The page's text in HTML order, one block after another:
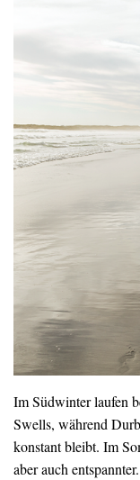
Im Südwinter laufen
Swells, während
konstant bleibt. Im
aber auch